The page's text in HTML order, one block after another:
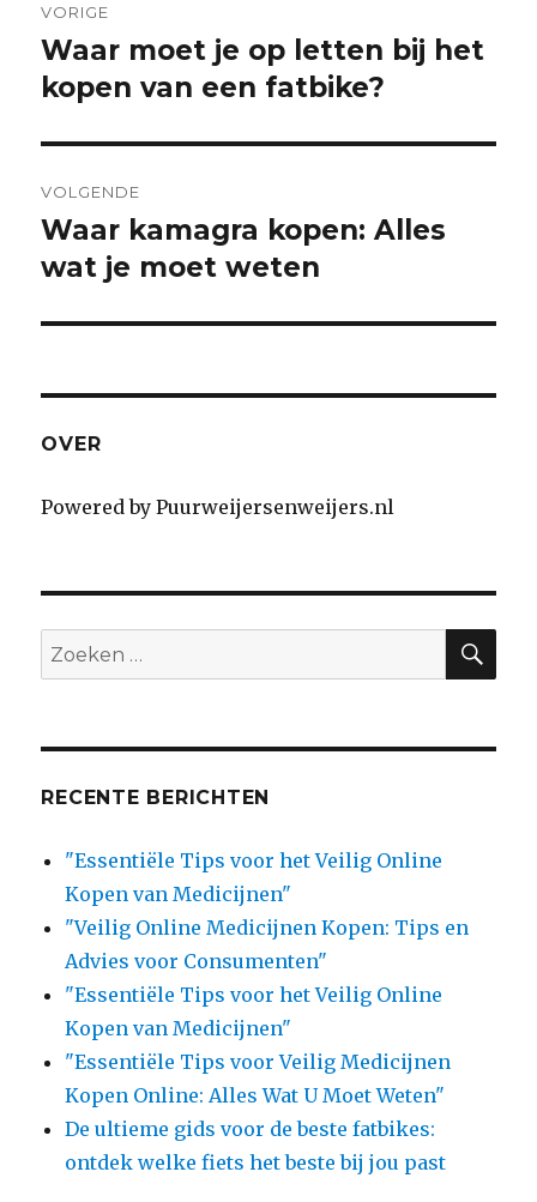
navigation
VORIGE
Previous
post:
Waar moet je op letten bij het
kopen van een fatbike?
VOLGENDE
Next
post:
Waar kamagra kopen: Alles
wat je moet weten
OVER
Powered by Puurweijersenweijers.nl
Search
for:
RECENTE BERICHTEN
"Essentiële Tips voor het Veilig Online
Kopen van Medicijnen"
"Veilig Online Medicijnen Kopen: Tips en
Advies voor Consumenten"
"Essentiële Tips voor het Veilig Online
Kopen van Medicijnen"
"Essentiële Tips voor Veilig Medicijnen
Kopen Online: Alles Wat U Moet Weten"
De ultieme gids voor de beste fatbikes:
ontdek welke fiets het beste bij jou past